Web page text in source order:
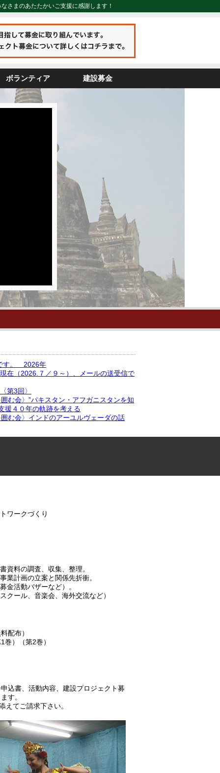
さまのあたたかいご支援に感謝します！
ボランティア 建設募金
す。 2026年
在（2026.７／９～）、メールの送受信で
第3回〉
む会〉”パキスタン・アフガニスタンを知
援４０年の軌跡を考える
む会〉インドのアーユルヴェーダの話
ワークづくり
資料の調査、収集、整理。
業計画の立案と関係先折衝。
金活動バザーなど）。
クール、音楽会、海外交流など）
配布）
巻）（第2巻）
込書、活動内容、建設プロジェクト募
す。
えてご請求下さい。